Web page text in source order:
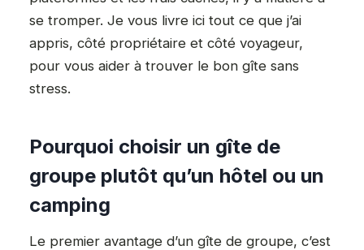
se tromper. Je vous livre ici tout ce que j’ai
appris, côté propriétaire et côté voyageur,
pour vous aider à trouver le bon gîte sans
stress.
Pourquoi choisir un gîte de
groupe plutôt qu’un hôtel ou un
camping
Le premier avantage d’un gîte de groupe, c’est